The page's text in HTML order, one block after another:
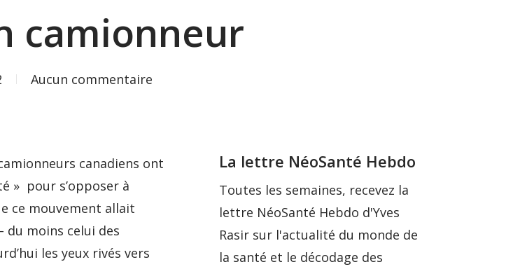
camionneur
Aucun commentaire
canadiens ont
» pour s’opposer à
ce mouvement allait
du moins celui des
les yeux rivés vers
La lettre NéoSanté Hebdo
Toutes les semaines, recevez la
lettre NéoSanté Hebdo d'Yves
Rasir sur l'actualité du monde de
la santé et le décodage des